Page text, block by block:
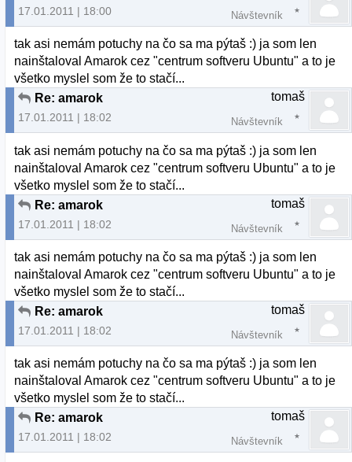
17.01.2011 | 18:00 Návštevník
tak asi nemám potuchy na čo sa ma pýtaš :) ja som len
nainštaloval Amarok cez "centrum softveru Ubuntu" a to je
všetko myslel som že to stačí...
Re: amarok
17.01.2011 | 18:02
tomaš
Návštevník
tak asi nemám potuchy na čo sa ma pýtaš :) ja som len
nainštaloval Amarok cez "centrum softveru Ubuntu" a to je
všetko myslel som že to stačí...
Re: amarok
17.01.2011 | 18:02
tomaš
Návštevník
tak asi nemám potuchy na čo sa ma pýtaš :) ja som len
nainštaloval Amarok cez "centrum softveru Ubuntu" a to je
všetko myslel som že to stačí...
Re: amarok
17.01.2011 | 18:02
tomaš
Návštevník
tak asi nemám potuchy na čo sa ma pýtaš :) ja som len
nainštaloval Amarok cez "centrum softveru Ubuntu" a to je
všetko myslel som že to stačí...
Re: amarok
17.01.2011 | 18:02
tomaš
Návštevník